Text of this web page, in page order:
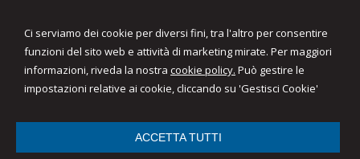
Ci serviamo dei cookie per diversi fini, tra l'altro per consentire
funzioni del sito web e attività di marketing mirate. Per maggiori
informazioni, riveda la nostra cookie policy. Può gestire le
impostazioni relative ai cookie, cliccando su 'Gestisci Cookie'
ACCETTA TUTTI